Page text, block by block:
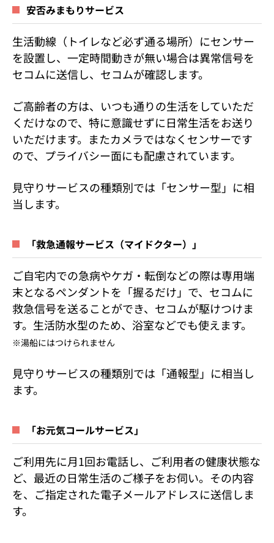
安否みまもりサービス
生活動線（トイレなど必ず通る場所）にセンサー
を設置し、一定時間動きが無い場合は異常信号を
セコムに送信し、セコムが確認します。
ご高齢者の方は、いつも通りの生活をしていただ
くだけなので、特に意識せずに日常生活をお送り
いただけます。またカメラではなくセンサーです
ので、プライバシー面にも配慮されています。
見守りサービスの種類別では「センサー型」に相
当します。
「救急通報サービス（マイドクター）」
ご自宅内での急病やケガ・転倒などの際は専用端
末となるペンダントを「握るだけ」で、セコムに
救急信号を送ることができ、セコムが駆けつけま
す。生活防水型のため、浴室などでも使えます。
※湯船にはつけられません
見守りサービスの種類別では「通報型」に相当し
ます。
「お元気コールサービス」
ご利用先に月1回お電話し、ご利用者の健康状態な
ど、最近の日常生活のご様子をお伺い。その内容
を、ご指定された電子メールアドレスに送信しま
す。